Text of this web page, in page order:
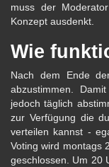
muss der
Konzept ausdenkt.
Wie
Nach dem Ende
abzustimmen.
jedoch täglich
zur Verfügung die
verteilen kannst -
Voting wird montags
geschlossen. Um 20